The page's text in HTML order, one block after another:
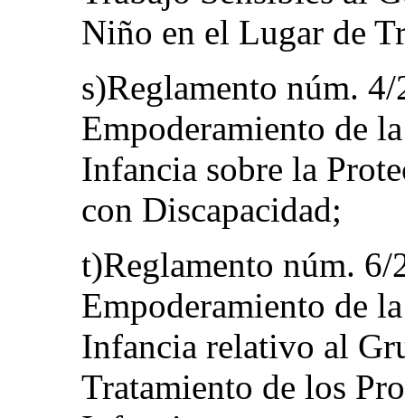
Niño en el Lugar de
s)Reglamento núm.
Empoderamiento de
Infancia sobre la
con Discapacidad;
t)Reglamento núm.
Empoderamiento de
Infancia relativo al
Tratamiento de los